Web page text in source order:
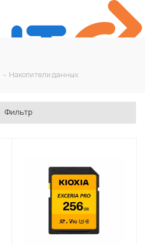
- Накопители данных
Фильтр